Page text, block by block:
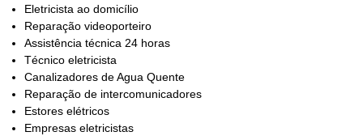
Eletricista ao domicílio
Reparação videoporteiro
Assistência técnica 24 horas
Técnico eletricista
Canalizadores de Agua Quente
Reparação de intercomunicadores
Estores elétricos
Empresas eletricistas